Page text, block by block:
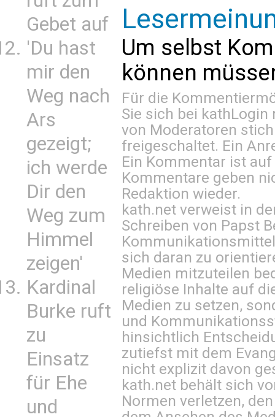
Gebet auf
'Du hast
mir den
Weg nach
Ars
gezeigt;
ich werde
Dir den
Weg zum
Himmel
zeigen'
Kardinal
Burke ruft
zu
Einsatz
für Ehe
und
Um selbst
können
Für die
Sie sich bei kathLogin
von Moderatoren
freigeschaltet. Ein
Ein Kommentar ist
Kommentare geben
Redaktion wieder.
kath.net verweist in
Schreiben von Papst
sich daran zu
Medien mitzuteilen
religiöse Inhalte auf
Medien zu setzen,
und
hinsichtlich
zutiefst mit dem
nicht explizit davon
kath.net behält sich
Normen verletzen,